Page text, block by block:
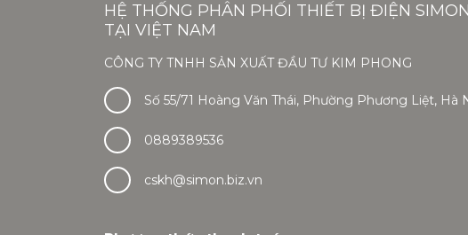
HỆ THỐNG PHÂN PHỐI THIẾT BỊ ĐIỆN SIMON
TẠI VIỆT NAM
CÔNG TY TNHH SẢN XUẤT ĐẦU TƯ KIM PHONG
Số 55/71 Hoàng Văn Thái, Phường Phương Liệt, Hà
0889389536
cskh@simon.biz.vn